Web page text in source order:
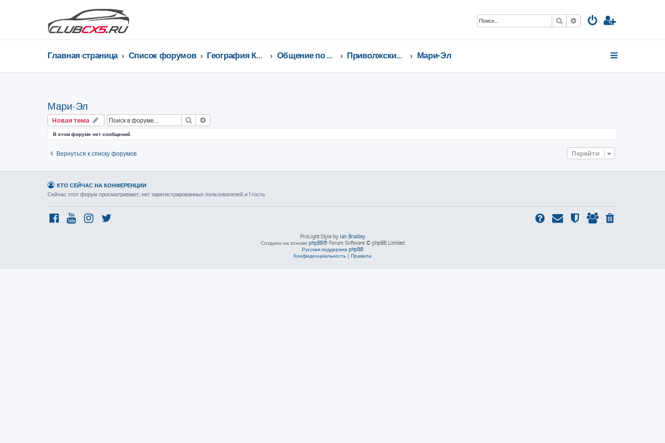
Поиск Расширенный поиск
Главная страница Список форумов География Клуба CX-5 CLUB Общение по регионам Приволжский федеральный округ Мари-Эл
Мари-Эл
Новая тема Поиск
В этом форуме нет сообщений.
Вернуться к списку форумов Перейти
КТО СЕЙЧАС НА КОНФЕРЕНЦИИ
Сейчас этот форум просматривают: нет зарегистрированных пользователей и 1 гость
ProLight Style by Ian Bradley
Создано на основе phpBB® Forum Software © phpBB Limited
Русская поддержка phpBB
Конфиденциальность | Правила